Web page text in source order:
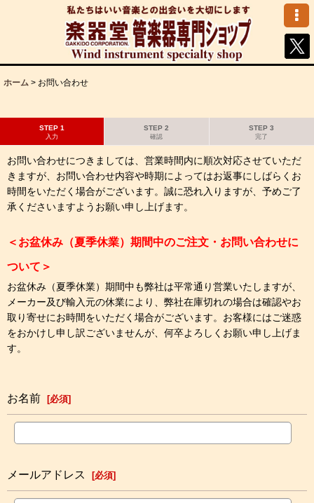
ホーム > お問い合わせ
STEP 1
入力
STEP 2
確認
STEP 3
完了
お問い合わせにつきましては、営業時間内に順次対応させていただ
きますが、お問い合わせ内容や時期によってはお返事にしばらくお
時間をいただく場合がございます。誠に恐れ入りますが、予めご了
承くださいますようお願い申し上げます。
＜お盆休み（夏季休業）期間中のご注文・お問い合わせに
ついて＞
お盆休み（夏季休業）期間中も弊社は平常通り営業いたしますが、
メーカー及び輸入元の休業により、弊社在庫切れの場合は確認やお
取り寄せにお時間をいただく場合がございます。お客様にはご迷惑
をおかけし申し訳ございませんが、何卒よろしくお願い申し上げま
す。
お名前 [必須]
メールアドレス [必須]